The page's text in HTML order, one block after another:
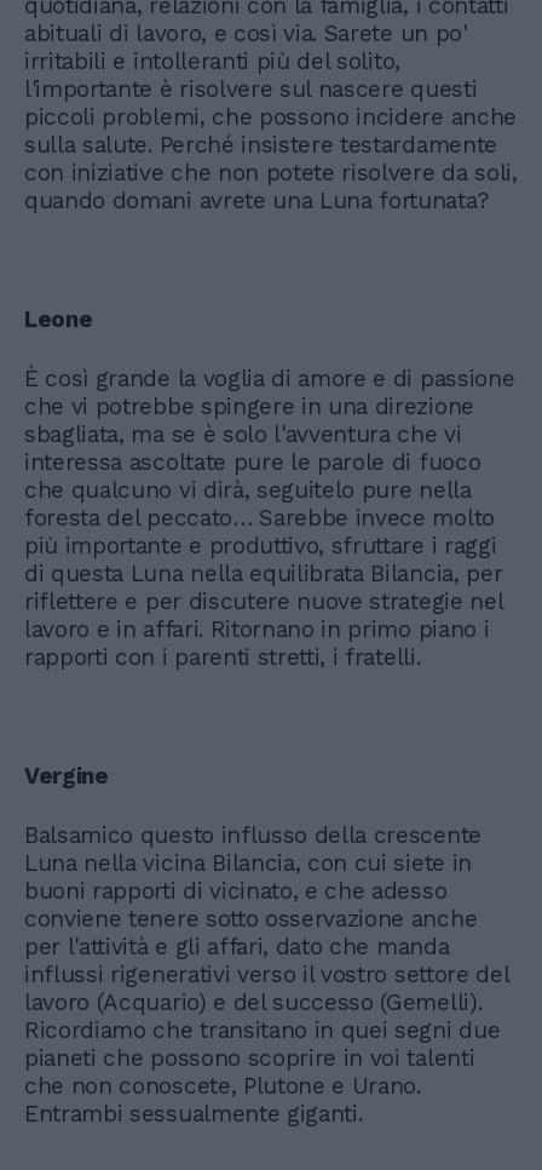
abituali di lavoro, e così via. Sarete un po'
irritabili e intolleranti più del solito,
l'importante è risolvere sul nascere questi
piccoli problemi, che possono incidere anche
sulla salute. Perché insistere testardamente
con iniziative che non potete risolvere da soli,
quando domani avrete una Luna fortunata?
Leone
È così grande la voglia di amore e di passione
che vi potrebbe spingere in una direzione
sbagliata, ma se è solo l'avventura che vi
interessa ascoltate pure le parole di fuoco
che qualcuno vi dirà, seguitelo pure nella
foresta del peccato… Sarebbe invece molto
più importante e produttivo, sfruttare i raggi
di questa Luna nella equilibrata Bilancia, per
riflettere e per discutere nuove strategie nel
lavoro e in affari. Ritornano in primo piano i
rapporti con i parenti stretti, i fratelli.
Vergine
Balsamico questo influsso della crescente
Luna nella vicina Bilancia, con cui siete in
buoni rapporti di vicinato, e che adesso
conviene tenere sotto osservazione anche
per l'attività e gli affari, dato che manda
influssi rigenerativi verso il vostro settore del
lavoro (Acquario) e del successo (Gemelli).
Ricordiamo che transitano in quei segni due
pianeti che possono scoprire in voi talenti
che non conoscete, Plutone e Urano.
Entrambi sessualmente giganti.